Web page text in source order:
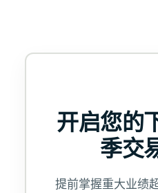
开启您的
季交
提前掌握重大业绩